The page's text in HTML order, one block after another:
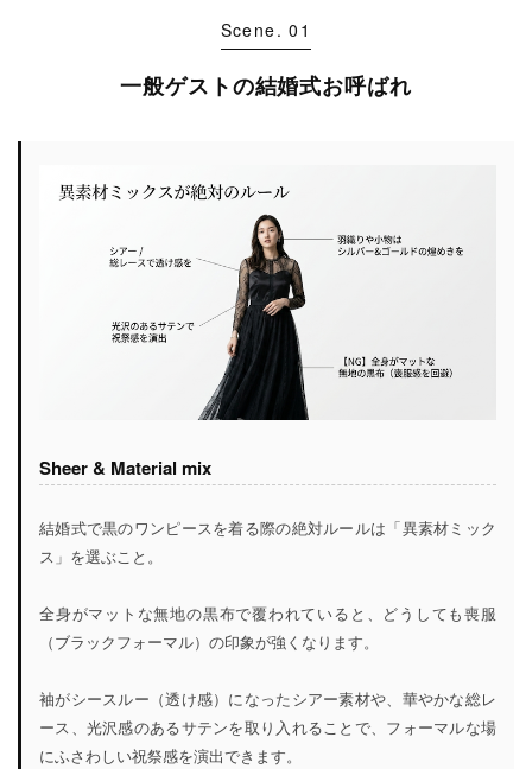
Scene. 01
一般ゲストの結婚式お呼ばれ
Sheer & Material mix
結婚式で黒のワンピースを着る際の絶対ルールは「異素材ミック
ス」を選ぶこと。
全身がマットな無地の黒布で覆われていると、どうしても喪服
（ブラックフォーマル）の印象が強くなります。
袖がシースルー（透け感）になったシアー素材や、華やかな総レ
ース、光沢感のあるサテンを取り入れることで、フォーマルな場
にふさわしい祝祭感を演出できます。